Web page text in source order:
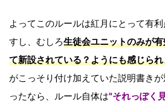
よってこのルールは紅月にとって有
すし、むしろ生徒会ユニットのみが
て新設されている？ようにも感じら
がこっそり付け加えていた説明書き
ったなら、ルール自体は"それっぽく